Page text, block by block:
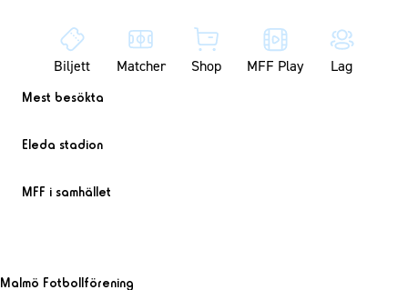
Biljett Matcher Shop MFF Play Lag
Mest besökta
Eleda stadion
MFF i samhället
Malmö Fotbollförening